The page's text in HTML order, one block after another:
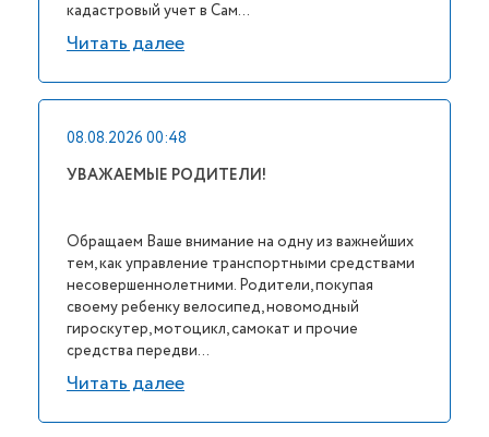
кадастровый учет в Сам...
Читать далее
08.08.2026 00:48
УВАЖАЕМЫЕ РОДИТЕЛИ!
Обращаем Ваше внимание на одну из важнейших
тем, как управление транспортными средствами
несовершеннолетними. Родители, покупая
своему ребенку велосипед, новомодный
гироскутер, мотоцикл, самокат и прочие
средства передви...
Читать далее